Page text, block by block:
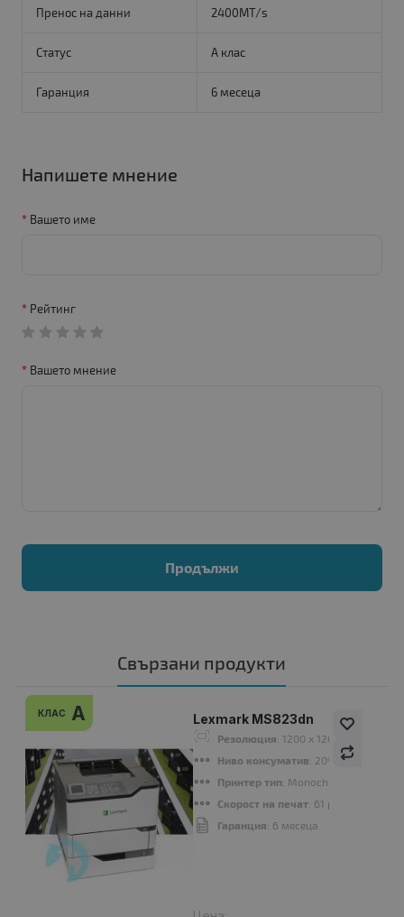
Пренос на данни 2400MT/s
Статус A клас
Гаранция 6 месеца
Напишете мнение
Вашето име
Рейтинг
Вашето мнение
Продължи
Свързани продукти
КЛАС A Lexmark MS823dn
Резолюция: 1200 x 1200 dpi
Ниво консуматив: 20%-49%
Принтер тип: Monochrome Laser
Скорост на печат: 61 ppm
Гаранция: 6 месеца